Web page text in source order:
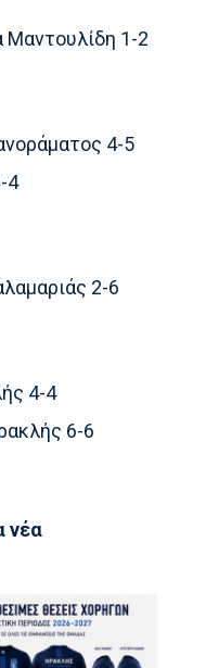
Μαντουλίδη 1-2
4-5
4
2-6
4-4
6-6
νέα